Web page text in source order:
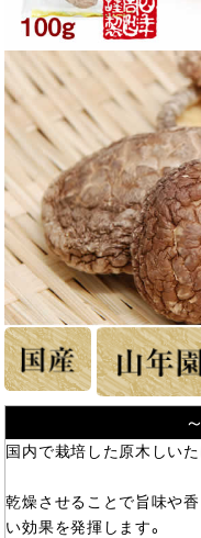
国内で栽培した原木しいた
乾燥させることで旨味や香
い効果を発揮します。